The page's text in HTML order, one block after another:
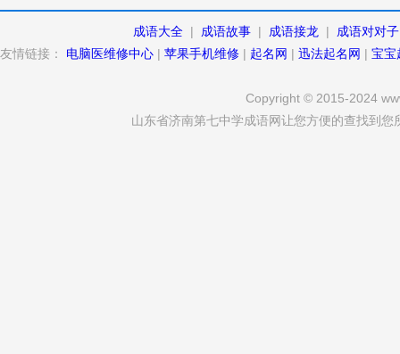
成语大全 | 成语故事 | 成语接龙 |
成语对对子
友情链接：
电脑医维修中心 | 苹果手机维修 | 起名网 | 迅法起名网 | 宝宝
Copyright © 2015-2024
山东省济南第七中学成语网让您方便的查找到您